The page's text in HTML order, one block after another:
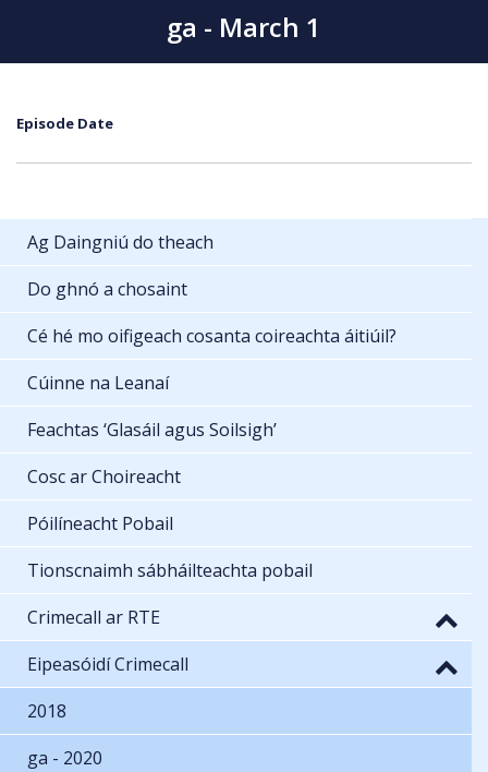
ga - March 1
Episode Date
Ag Daingniú do theach
Do ghnó a chosaint
Cé hé mo oifigeach cosanta coireachta áitiúil?
Cúinne na Leanaí
Feachtas ‘Glasáil agus Soilsigh’
Cosc ar Choireacht
Póilíneacht Pobail
Tionscnaimh sábháilteachta pobail
Crimecall ar RTE
Eipeasóidí Crimecall
2018
ga - 2020